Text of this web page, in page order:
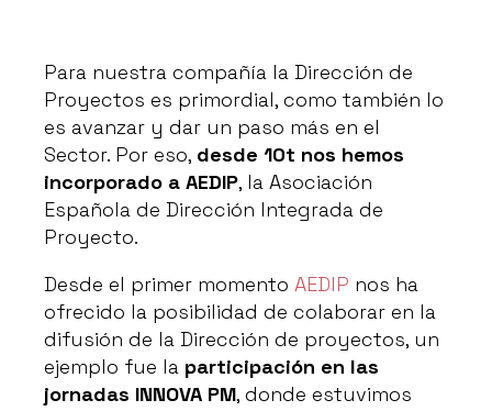
Para nuestra compañía la Dirección de
Proyectos es primordial, como también lo
es avanzar y dar un paso más en el
Sector. Por eso, desde 10t nos hemos
incorporado a AEDIP, la Asociación
Española de Dirección Integrada de
Proyecto.
Desde el primer momento AEDIP nos ha
ofrecido la posibilidad de colaborar en la
difusión de la Dirección de proyectos, un
ejemplo fue la participación en las
jornadas INNOVA PM, donde estuvimos